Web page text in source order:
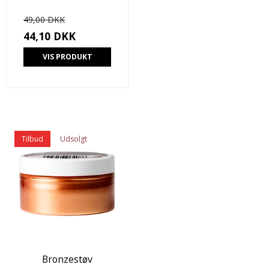
49,00 DKK
44,10 DKK
VIS PRODUKT
Tilbud Udsolgt
Bronzestøv